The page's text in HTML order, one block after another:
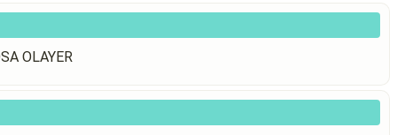
OLAYER